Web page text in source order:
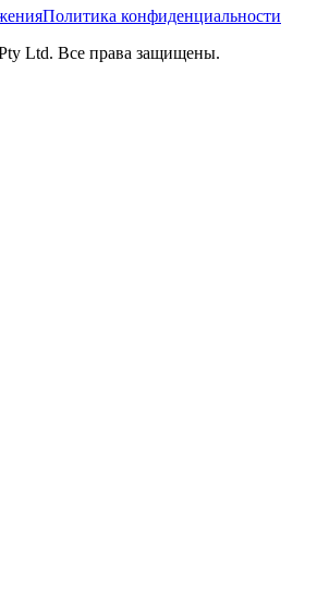
Политика конфиденциальности
Ltd. Все права защищены.